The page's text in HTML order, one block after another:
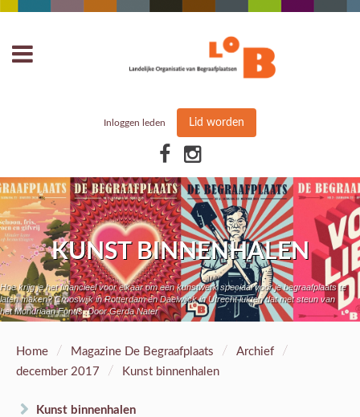
Inloggen leden Lid worden
KUNST BINNENHALEN
Hoe krijg je het financieel voor elkaar om een kunstwerk speciaal voor je begraafplaats te
laten maken? Crooswijk in Rotterdam en Daelwijck in Utrecht lukten dat met steun van
het Mondriaan Fonds. Door Gerda Nater
Home / Magazine De Begraafplaats / Archief /
december 2017 / Kunst binnenhalen
Kunst binnenhalen